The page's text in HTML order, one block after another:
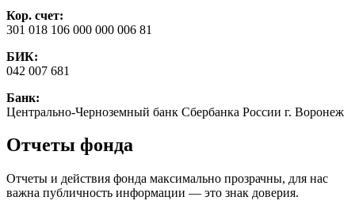
Кор. счет:
301 018 106 000 000 006 81
БИК:
042 007 681
Банк:
Центрально-Черноземный банк Сбербанка России г. Воронеж
Отчеты фонда
Отчеты и действия фонда максимально прозрачны, для нас
важна публичность информации — это знак доверия.